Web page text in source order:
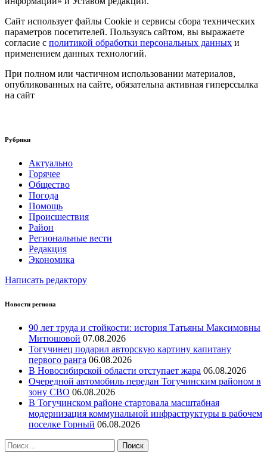
Сайт использует файлы Cookie и сервисы сбора технических
параметров посетителей. Пользуясь сайтом, вы выражаете
согласие с политикой обработки персональных данных и
применением данных технологий.
При полном или частичном использовании материалов,
опубликованных на сайте, обязательна активная гиперссылка
на сайт
Рубрики
Актуально
Горячее
Общество
Погода
Помощь
Происшествия
Район
Региональные вести
Редакция
Экономика
Написать редактору
Новости региона
90 лет труда и стойкости: история Татьяны Максимовны
Митюшовой 07.08.2026
Тогучинец подарил авторскую картину капитану
первого ранга 06.08.2026
В Новосибирской области отступает жара 06.08.2026
Очередной автомобиль передан Тогучинским районом в
зону СВО 06.08.2026
В Тогучинском районе стартовала масштабная
модернизация коммунальной инфраструктуры в рабочем
поселке Горный 06.08.2026
Найти: